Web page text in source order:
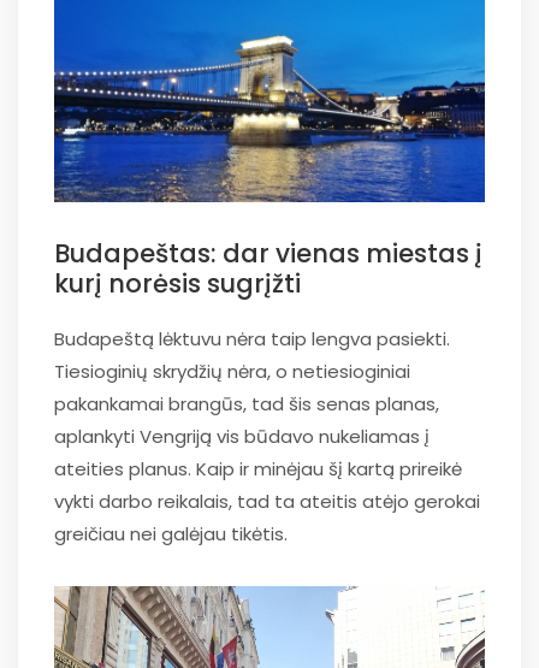
Budapeštas: dar vienas miestas į
kurį norėsis sugrįžti
Budapeštą lėktuvu nėra taip lengva pasiekti.
Tiesioginių skrydžių nėra, o netiesioginiai
pakankamai brangūs, tad šis senas planas,
aplankyti Vengriją vis būdavo nukeliamas į
ateities planus. Kaip ir minėjau šį kartą prireikė
vykti darbo reikalais, tad ta ateitis atėjo gerokai
greičiau nei galėjau tikėtis.